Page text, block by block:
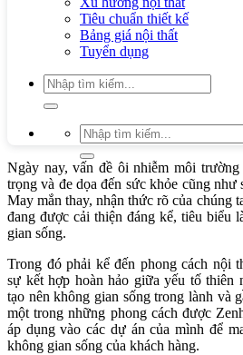
Tiêu chuẩn thiết kế
Bảng giá nội thất
Tuyển dụng
Tìm
kiếm:
Tìm
kiếm:
Ngày nay, vấn đề ôi nhiễm môi
trọng và đe dọa đến sức khỏe cũng
May mắn thay, nhận thức rõ của chúng
đang được cải thiện đáng kể, tiêu biểu
gian sống.
Trong đó phải kể đến phong cách nội
sự kết hợp hoàn hảo giữa yếu tố thiên
tạo nên không gian sống trong lành và
một trong những phong cách được
áp dụng vào các dự án của mình để
không gian sống của khách hàng.